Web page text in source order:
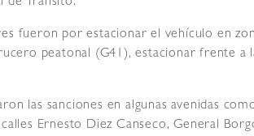
de Tránsito.
fueron por estacionar el vehículo en
peatonal (G41), estacionar frente a
las sanciones en algunas avenidas
Ernesto Diez Canseco, General